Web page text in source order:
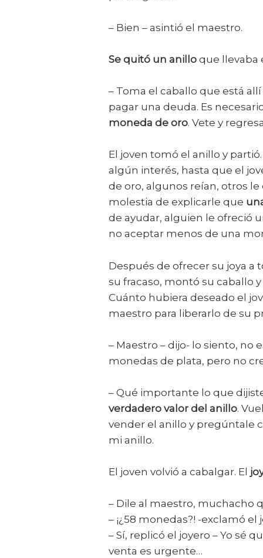
– Bien – asintió el maestro.
Se quitó un anillo que llevaba
– Toma el caballo que está
pagar una deuda. Es
moneda de oro. Vete y
El joven tomó el anillo y
algún interés, hasta que el
de oro, algunos reían, otros
molestia de explicarle que
de ayudar, alguien le ofreció
no aceptar menos de una
Después de ofrecer su joya a
su fracaso, montó su caballo
Cuánto hubiera deseado el
maestro para liberarlo de su
– Maestro – dijo- lo siento, no
monedas de plata, pero no
– Qué importante lo que
verdadero valor del anillo.
vender el anillo y pregúntale
mi anillo.
El joven volvió a cabalgar. El
– Dile al maestro, muchacho
– ¡¿58 monedas?! -exclamó el
– Sí, replicó el joyero – Yo sé
venta es urgente…